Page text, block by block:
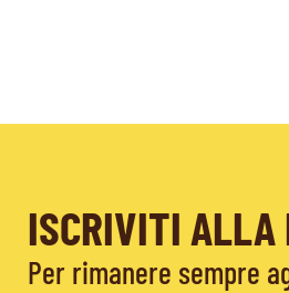
ISCRIVITI ALLA
Per rimanere sempre